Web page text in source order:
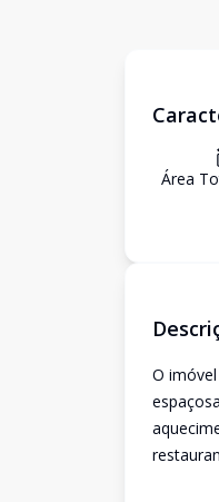
Área
O